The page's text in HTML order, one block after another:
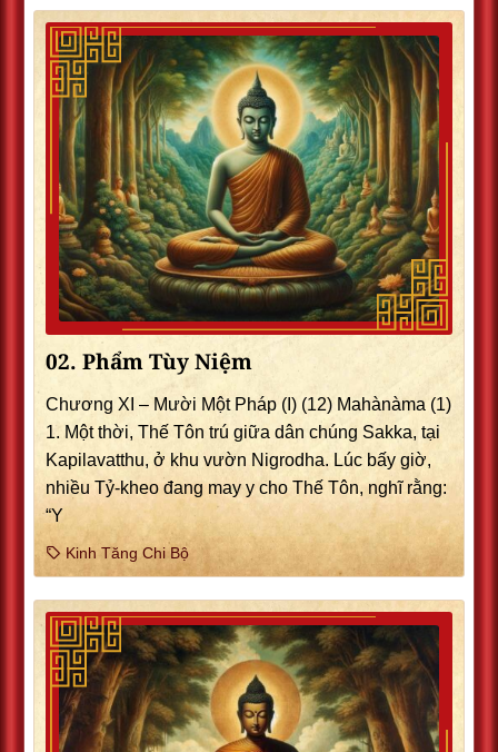
02. Phẩm Tùy Niệm
Chương XI – Mười Một Pháp (I) (12) Mahànàma (1)
1. Một thời, Thế Tôn trú giữa dân chúng Sakka, tại
Kapilavatthu, ở khu vườn Nigrodha. Lúc bấy giờ,
nhiều Tỷ-kheo đang may y cho Thế Tôn, nghĩ rằng:
“Y
Kinh Tăng Chi Bộ